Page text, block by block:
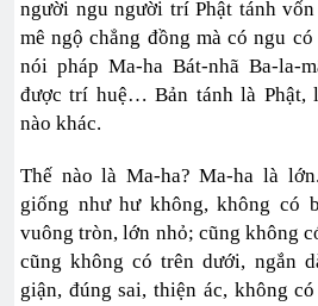
người ngu người trí Phật tánh
mê ngộ chẳng đồng mà có ngu
nói pháp Ma-ha Bát-nhã Ba-la-
được trí huệ… Bản tánh là Phật,
nào khác.
Thế nào là Ma-ha? Ma-ha là
giống như hư không, không có
vuông tròn, lớn nhỏ; cũng không
cũng không có trên dưới, ngắn
giận, đúng sai, thiện ác, không